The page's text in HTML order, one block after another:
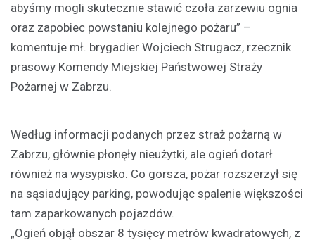
abyśmy mogli skutecznie stawić czoła zarzewiu ognia
oraz zapobiec powstaniu kolejnego pożaru” –
komentuje mł. brygadier Wojciech Strugacz, rzecznik
prasowy Komendy Miejskiej Państwowej Straży
Pożarnej w Zabrzu.
Według informacji podanych przez straż pożarną w
Zabrzu, głównie płonęły nieużytki, ale ogień dotarł
również na wysypisko. Co gorsza, pożar rozszerzył się
na sąsiadujący parking, powodując spalenie większości
tam zaparkowanych pojazdów.
„Ogień objął obszar 8 tysięcy metrów kwadratowych, z